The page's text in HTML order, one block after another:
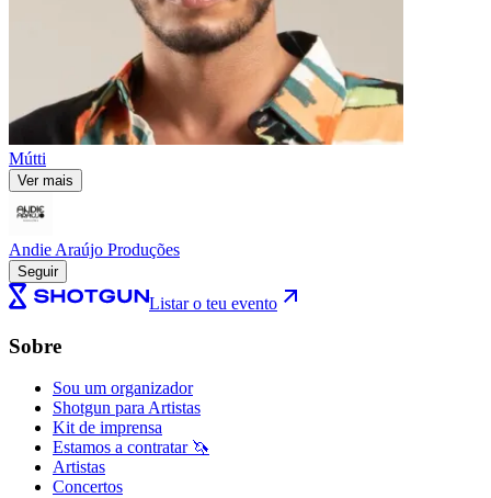
Mútti
Ver mais
Andie Araújo Produções
Seguir
Listar o teu evento
Sobre
Sou um organizador
Shotgun para Artistas
Kit de imprensa
Estamos a contratar 🦄
Artistas
Concertos